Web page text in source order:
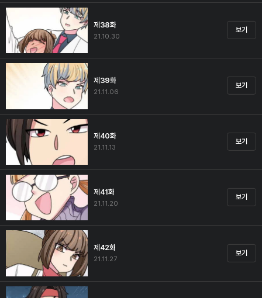
제38화
21.10.30
보기
제39화
21.11.06
보기
제40화
21.11.13
보기
제41화
21.11.20
보기
제42화
21.11.27
보기